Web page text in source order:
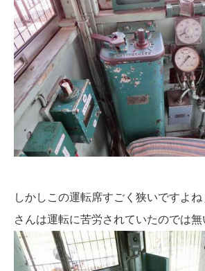
しかしこの運転席すごく狭いですよ
さんは運転に苦労されていたのでは無